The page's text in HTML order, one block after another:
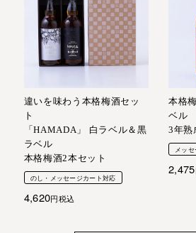
違いを味わう本格梅酒セッ
ト
「HAMADA」 白ラベル＆黒
ラベル
本格梅酒2本セット
のし・メッセージカート対応
4,620 税込
本格
ベル
3年熟
メッ
2,475